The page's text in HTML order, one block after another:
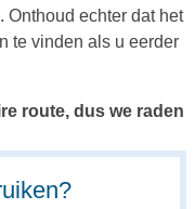
Onthoud echter dat het
te vinden als u eerder
route, dus we raden